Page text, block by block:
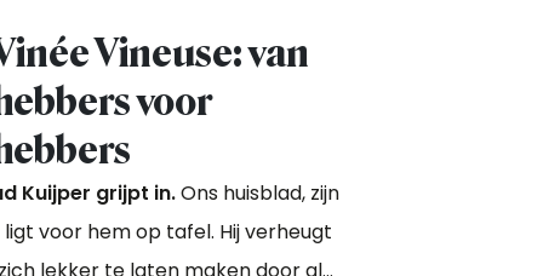
Vineuse: van
voor
Kuijper grijpt in.Ons huisblad, zijn
ligt voor hem op tafel. Hij verheugt